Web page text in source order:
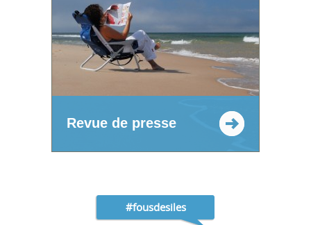
Revue de presse
#fousdesiles